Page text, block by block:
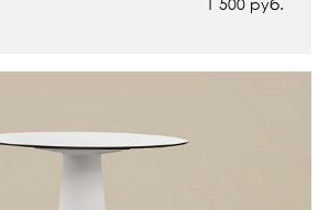
1 500 руб.